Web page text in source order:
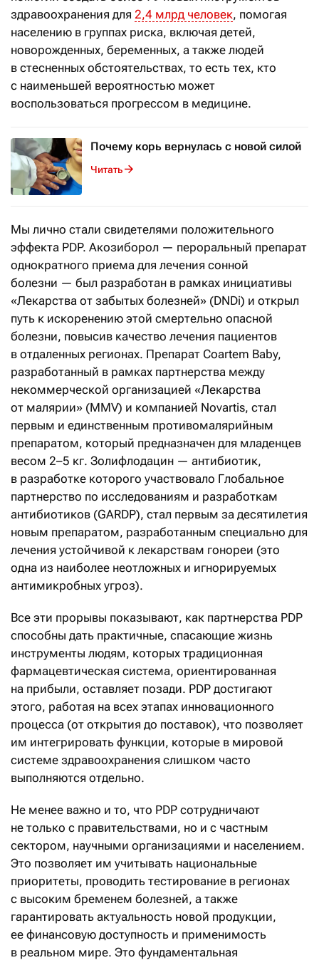
здравоохранения для 2,4 млрд человек, помогая
населению в группах риска, включая детей,
новорожденных, беременных, а также людей
в стесненных обстоятельствах, то есть тех, кто
с наименьшей вероятностью может
воспользоваться прогрессом в медицине.
Почему корь вернулась с новой силой
Читать
Мы лично стали свидетелями положительного
эффекта PDP. Акозиборол — пероральный препарат
однократного приема для лечения сонной
болезни — был разработан в рамках инициативы
«Лекарства от забытых болезней» (DNDi) и открыл
путь к искоренению этой смертельно опасной
болезни, повысив качество лечения пациентов
в отдаленных регионах. Препарат Coartem Baby,
разработанный в рамках партнерства между
некоммерческой организацией «Лекарства
от малярии» (MMV) и компанией Novartis, стал
первым и единственным противомалярийным
препаратом, который предназначен для младенцев
весом 2–5 кг. Золифлодацин — антибиотик,
в разработке которого участвовало Глобальное
партнерство по исследованиям и разработкам
антибиотиков (GARDP), стал первым за десятилетия
новым препаратом, разработанным специально для
лечения устойчивой к лекарствам гонореи (это
одна из наиболее неотложных и игнорируемых
антимикробных угроз).
Все эти прорывы показывают, как партнерства PDP
способны дать практичные, спасающие жизнь
инструменты людям, которых традиционная
фармацевтическая система, ориентированная
на прибыли, оставляет позади. PDP достигают
этого, работая на всех этапах инновационного
процесса (от открытия до поставок), что позволяет
им интегрировать функции, которые в мировой
системе здравоохранения слишком часто
выполняются отдельно.
Не менее важно и то, что PDP сотрудничают
не только с правительствами, но и с частным
сектором, научными организациями и населением.
Это позволяет им учитывать национальные
приоритеты, проводить тестирование в регионах
с высоким бременем болезней, а также
гарантировать актуальность новой продукции,
ее финансовую доступность и применимость
в реальном мире. Это фундаментальная